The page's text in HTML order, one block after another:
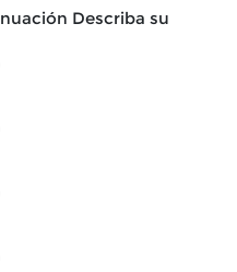
Describa su